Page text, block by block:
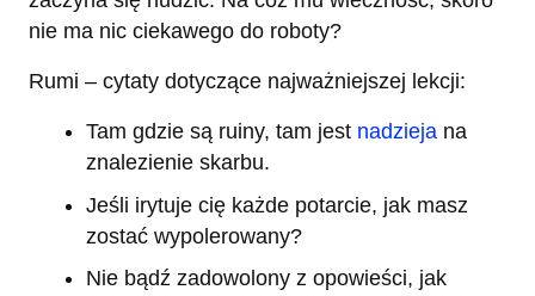
nie ma nic ciekawego do roboty?
Rumi – cytaty dotyczące najważniejszej lekcji:
Tam gdzie są ruiny, tam jest nadzieja na
znalezienie skarbu.
Jeśli irytuje cię każde potarcie, jak masz
zostać wypolerowany?
Nie bądź zadowolony z opowieści, jak